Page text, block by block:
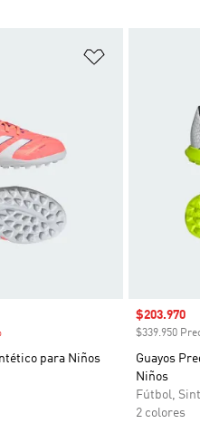
para Niños
Precio de
$203.970
$339.950
Guayos
Niños
Fútbol,
2 colores